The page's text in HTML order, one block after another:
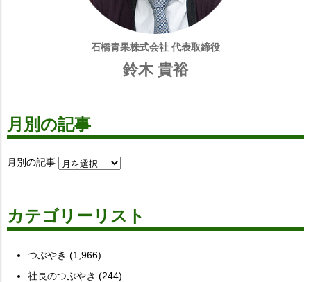
石橋青果株式会社 代表取締役
鈴木 貴裕
月別の記事
月別の記事
カテゴリーリスト
つぶやき (1,966)
社長のつぶやき (244)